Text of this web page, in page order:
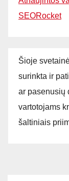
SEORocket
Šioje
surinkta ir
ar pasenusių
vartotojams
šaltiniais